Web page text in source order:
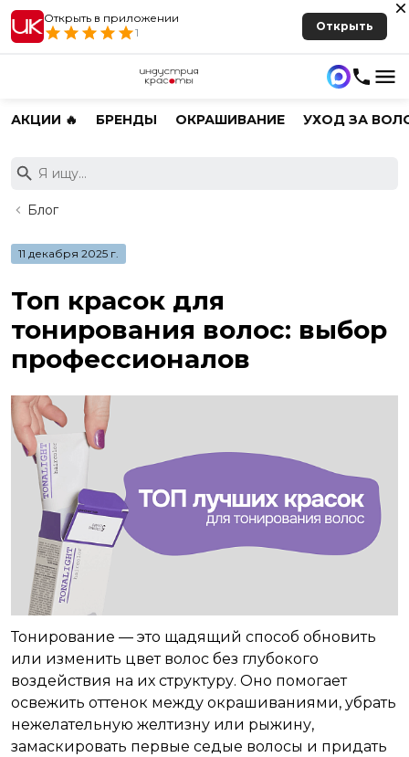
Открыть в приложении
1
Открыть
АКЦИИ 🔥 БРЕНДЫ ОКРАШИВАНИЕ УХОД ЗА
Блог
11 декабря 2025 г.
Топ красок для
тонирования волос: выбор
профессионалов
Тонирование — это щадящий способ обновить
или изменить цвет волос без глубокого
воздействия на их структуру. Оно помогает
освежить оттенок между окрашиваниями, убрать
нежелательную желтизну или рыжину,
замаскировать первые седые волосы и придать